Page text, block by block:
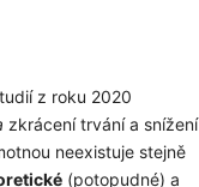
z roku 2020
zkrácení trvání a snížení
neexistuje stejně
(potopudné) a